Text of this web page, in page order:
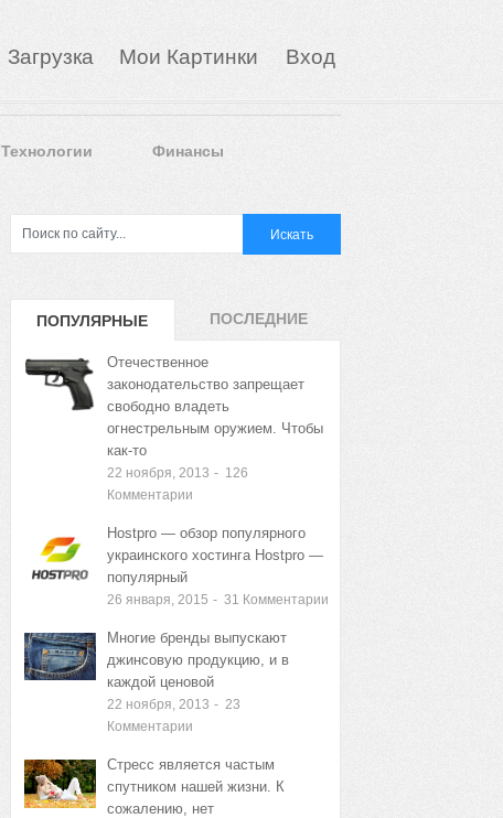
Загрузка Мои Картинки Вход
Технологии Финансы
ПОПУЛЯРНЫЕ
ЗАПИСИ
ПОСЛЕДНИЕ
Отечественное
законодательство запрещает
свободно владеть
огнестрельным оружием. Чтобы
как-то
22 ноября, 2013 - 126
Комментарии
Hostpro — обзор популярного
украинского хостинга Hostpro —
популярный
26 января, 2015 - 31 Комментарии
Многие бренды выпускают
джинсовую продукцию, и в
каждой ценовой
22 ноября, 2013 - 23
Комментарии
Стресс является частым
спутником нашей жизни. К
сожалению, нет